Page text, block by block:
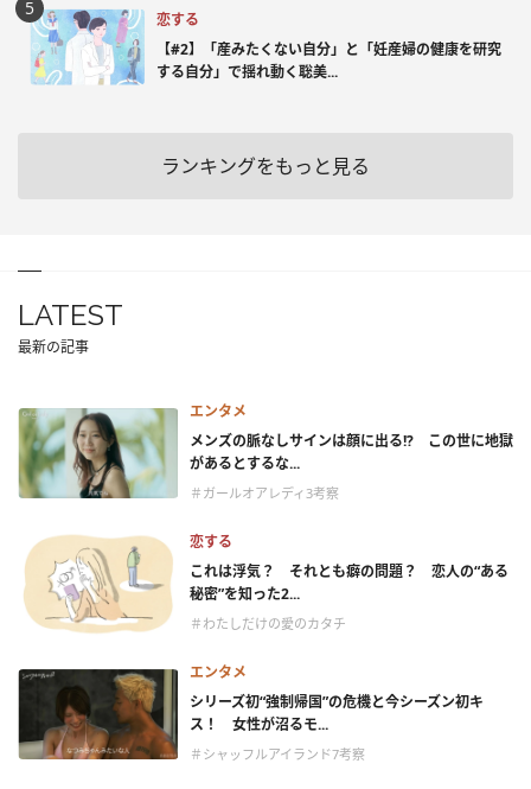
恋する
【#2】「産みたくない自分」と「妊産婦の健康を研究
する自分」で揺れ動く聡美...
ランキングをもっと見る
LATEST
最新の記事
エンタメ
メンズの脈なしサインは顔に出る!? この世に地獄
があるとするな...
＃ガールオアレディ3考察
恋する
これは浮気？ それとも癖の問題？ 恋人の“ある
秘密”を知った2...
＃わたしだけの愛のカタチ
エンタメ
シリーズ初“強制帰国”の危機と今シーズン初キ
ス！ 女性が沼るモ...
＃シャッフルアイランド7考察